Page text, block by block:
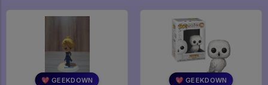
💖 GEEKDOWN 💖 GEEKDOWN